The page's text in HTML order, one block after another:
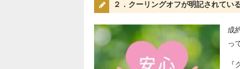
２．クーリングオフが明記されてい
成
っ